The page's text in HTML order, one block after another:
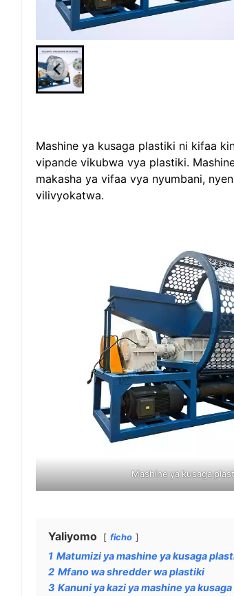
Mashine ya kusaga plastiki ni kifaa
vipande vikubwa vya plastiki.
makasha ya vifaa vya nyumbani,
vilivyokatwa.
Mashine ya kusaga
Yaliyomo ficho
1 Matumizi ya mashine ya kusaga
2 Mfano wa shredder wa plastiki
3 Kanuni ya kazi ya mashine ya